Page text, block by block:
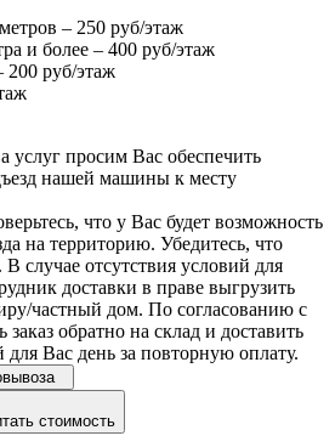
– 250 руб/этаж
и более – 400 руб/этаж
200 руб/этаж
услуг просим Вас обеспечить
нашей машины к месту
что у Вас будет возможность
на территорию. Убедитесь, что
В случае отсутствия условий для
доставки в праве выгрузить
частный дом. По согласованию с
обратно на склад и доставить
Вас день за повторную оплату.
стоимость